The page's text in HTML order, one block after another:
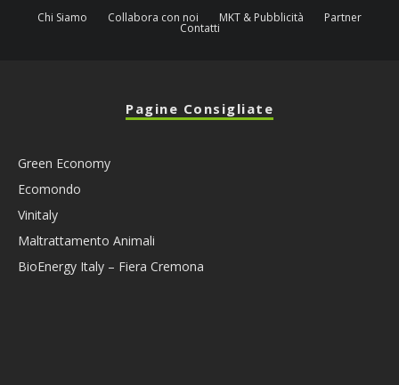
Chi Siamo
Collabora con noi MKT & Pubblicità Partner
Contatti
Pagine Consigliate
Green Economy
Ecomondo
Vinitaly
Maltrattamento Animali
BioEnergy Italy – Fiera Cremona